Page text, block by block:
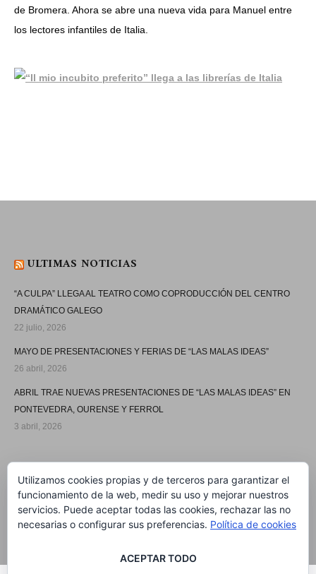
de Bromera. Ahora se abre una nueva vida para Manuel entre
los lectores infantiles de Italia.
ULTIMAS NOTICIAS
“A CULPA” LLEGA AL TEATRO COMO COPRODUCCIÓN DEL CENTRO
DRAMÁTICO GALEGO
22 julio, 2026
MAYO DE PRESENTACIONES Y FERIAS DE “LAS MALAS IDEAS”
26 abril, 2026
ABRIL TRAE NUEVAS PRESENTACIONES DE “LAS MALAS IDEAS” EN
PONTEVEDRA, OURENSE Y FERROL
3 abril, 2026
Utilizamos cookies propias y de terceros para garantizar el
funcionamiento de la web, medir su uso y mejorar nuestros
servicios. Puede aceptar todas las cookies, rechazar las no
necesarias o configurar sus preferencias. Política de cookies
ACEPTAR TODO